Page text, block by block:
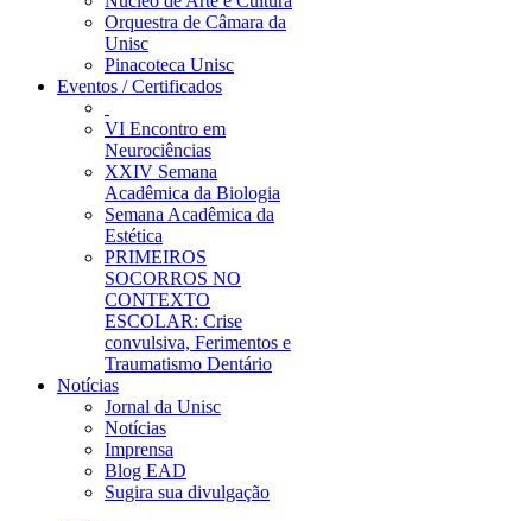
Orquestra de Câmara da
Unisc
Pinacoteca Unisc
Eventos / Certificados
VI Encontro em
Neurociências
XXIV Semana
Acadêmica da Biologia
Semana Acadêmica da
Estética
PRIMEIROS
SOCORROS NO
CONTEXTO
ESCOLAR: Crise
convulsiva, Ferimentos e
Traumatismo Dentário
Notícias
Jornal da Unisc
Notícias
Imprensa
Blog EAD
Sugira sua divulgação